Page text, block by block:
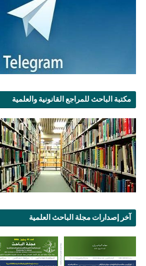
مكتبة الباحث للمراجع القانونية والعلمية
آخر إصدارات مجلة الباحث العلمية